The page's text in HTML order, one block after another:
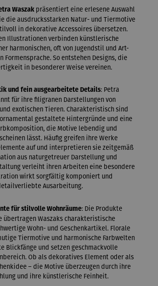
Waszak präsentiert eine erlesene Auswahl
die ausdrucksstarken Natur- und Tiermotive
in dekorative Accessoires übersetzen.
Illustrationen verbinden künstlerische
harmonischen, oft von Jugendstil und Art-
Formensprache. So entstehen Designs, die
in besonderer Weise vereinen.
und fein ausgearbeitete Details: Petra
für ihre filigranen Darstellungen von
exotischen Tieren. Charakteristisch sind
gestaltete Hintergründe und eine
die Motive lebendig und
lässt. Häufig greifen ihre Werke
auf und interpretieren sie zeitgemäß
aus naturgetreuer Darstellung und
verleiht ihren Arbeiten eine besondere
wirkt sorgfältig komponiert und
Ausarbeitung.
für stilvolle Wohnräume: Die Produkte
übertragen Waszaks charakteristische
Wohn- und Geschenkartikel. Florale
Tiermotive und harmonische Farbwelten
Blickfänge und setzen geschmackvolle
Ob als dekoratives Element oder als
– die Motive überzeugen durch ihre
und ihre künstlerische Feinheit.